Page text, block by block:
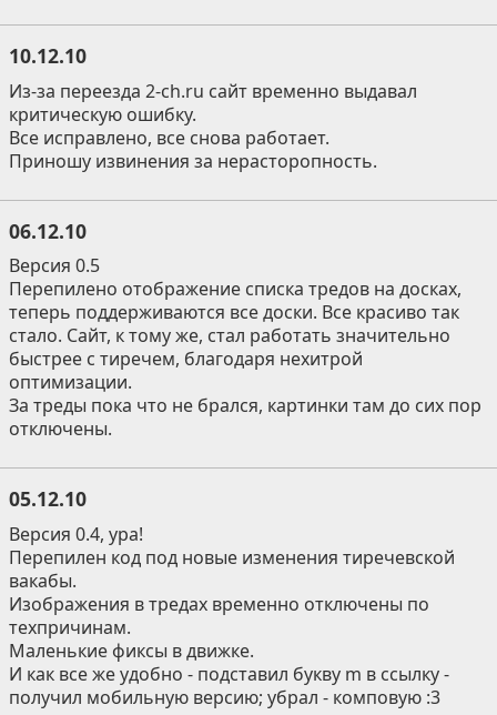
10.12.10
Из-за переезда 2-ch.ru сайт временно выдавал
критическую ошибку.
Все исправлено, все снова работает.
Приношу извинения за нерасторопность.
06.12.10
Версия 0.5
Перепилено отображение списка тредов на досках,
теперь поддерживаются все доски. Все красиво так
стало. Сайт, к тому же, стал работать значительно
быстрее с тиречем, благодаря нехитрой
оптимизации.
За треды пока что не брался, картинки там до сих пор
отключены.
05.12.10
Версия 0.4, ура!
Перепилен код под новые изменения тиречевской
вакабы.
Изображения в тредах временно отключены по
техпричинам.
Маленькие фиксы в движке.
И как все же удобно - подставил букву m в ссылку -
получил мобильную версию; убрал - комповую :3